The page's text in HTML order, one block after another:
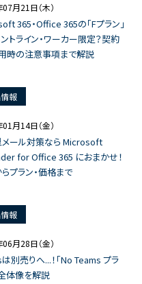
月21日（木）
365・Office 365の「Fプラン」
トライン・ワーカー限定？契約
時の注意事項まで解説
報
月14日（金）
ール対策なら Microsoft
for Office 365 におまかせ！
プラン・価格まで
報
月28日（金）
別売りへ...！「No Teams プラ
体像を解説